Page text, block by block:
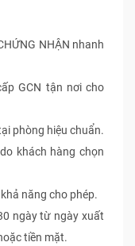
NHẬN nhanh
GCN tận nơi cho
phòng hiệu chuẩn.
khách hàng chọn
năng cho phép.
ngày từ ngày xuất
tiền mặt.